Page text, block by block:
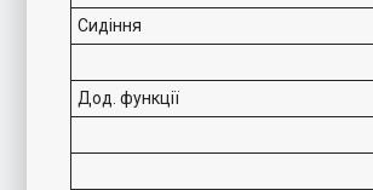
Сидіння
Дод. функції